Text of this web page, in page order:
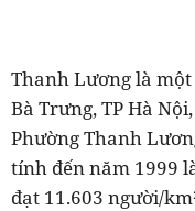
Thanh Lương là
Bà Trưng, TP Hà
Phường Thanh
tính đến năm 1999
đạt 11.603 người/